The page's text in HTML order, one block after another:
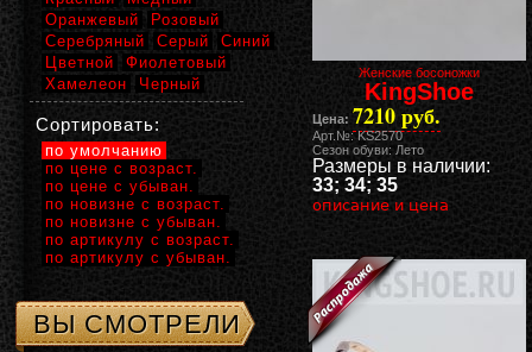
Женские босоножки
KingShoe
Цена: 7210 руб.
Арт.№: KS2570
Сезон обуви: Лето
Размеры в наличии:
33; 34; 35
описание и цена
Оранжевый
Розовый
Серебряный
Серый
Синий
Цветной
Фиолетовый
Хамелеон
Черный
Сортировать:
по умолчанию
по цене с возраст.
по цене с убыван.
по новизне с возраст.
по новизне с убыван.
по артикулу с возраст.
по артикулу с убыван.
ВЫ СМОТРЕЛИ